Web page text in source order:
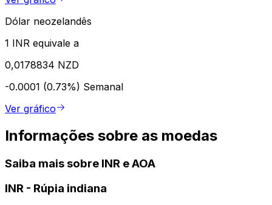
Dólar neozelandês
1 INR equivale a
0,0178834 NZD
-0.0001 (0.73%) Semanal
Ver gráfico
Informações sobre as moedas
Saiba mais sobre INR e AOA
INR - Rúpia indiana